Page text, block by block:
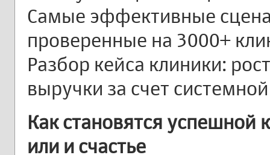
Самые эффективные
проверенные на 3000+
Разбор кейса клиники:
выручки за счет
Как становятся успешной
или и счастье